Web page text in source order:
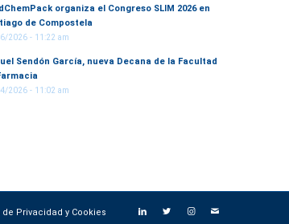
organiza el Congreso SLIM 2026 en
de Compostela
2026 - 11:22 am
Sendón García, nueva Decana de la Facultad
2026 - 11:02 am
Privacidad y Cookies